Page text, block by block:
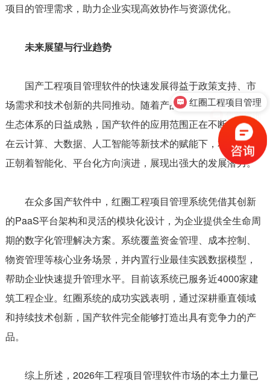
项目的管理需求，助力企业实现高效协作与资源优化。
未来展望与行业趋势
国产工程项目管理软件的快速发展得益于政策支持、市
场需求和技术创新的共同推动。随着产品功能的持续完善和
生态体系的日益成熟，国产软件的应用范围正在不断扩大。
在云计算、大数据、人工智能等新技术的赋能下，本土软件
正朝着智能化、平台化方向演进，展现出强大的发展潜力。
在众多国产软件中，红圈工程项目管理系统凭借其创新
的PaaS平台架构和灵活的模块化设计，为企业提供全生命周
期的数字化管理解决方案。系统覆盖资金管理、成本控制、
物资管理等核心业务场景，并内置行业最佳实践数据模型，
帮助企业快速提升管理水平。目前该系统已服务近4000家建
筑工程企业。红圈系统的成功实践表明，通过深耕垂直领域
和持续技术创新，国产软件完全能够打造出具有竞争力的产
品。
综上所述，2026年工程项目管理软件市场的本土力量已
红圈工程项目管理
售前咨询